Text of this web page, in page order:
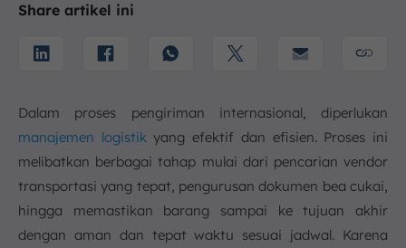
Share artikel ini
Dalam proses pengiriman internasional, diperlukan
manajemen logistikyang efektif dan efisien. Proses ini
melibatkan berbagai tahap mulai dari pencarian vendor
transportasi yang tepat, pengurusan dokumen bea cukai,
hingga memastikan barang sampai ke tujuan akhir
dengan aman dan tepat waktu sesuai jadwal. Karena